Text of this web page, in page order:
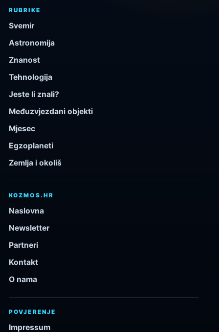
RUBRIKE
Svemir
Astronomija
Znanost
Tehnologija
Jeste li znali?
Međuzvjezdani objekti
Mjesec
Egzoplaneti
Zemlja i okoliš
KOZMOS.HR
Naslovna
Newsletter
Partneri
Kontakt
O nama
POVJERENJE
Impressum